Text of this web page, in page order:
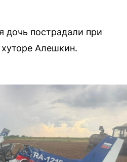
дочь пострадали при
Алешкин.